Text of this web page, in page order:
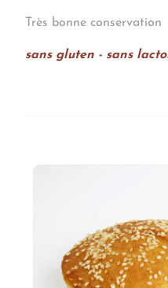
Très bonne conservation
sans gluten - sans